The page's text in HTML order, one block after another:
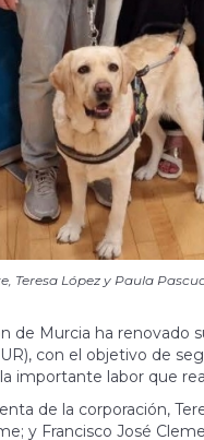
Teresa López y Paula
de Murcia ha renovado
con el objetivo de
importante labor que
de la corporación,
y Francisco José